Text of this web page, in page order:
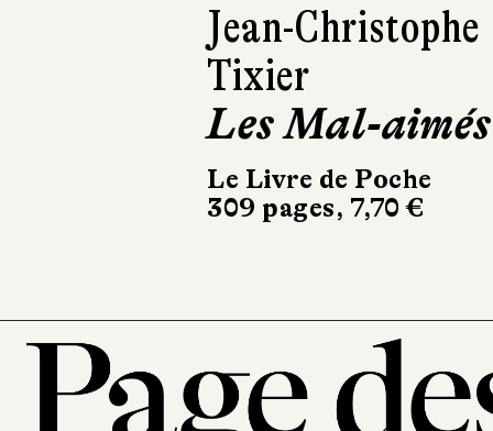
Jean-Christophe
Tixier
Les Mal-aimés
Le Livre de Poche
309 pages, 7,70 €
Le